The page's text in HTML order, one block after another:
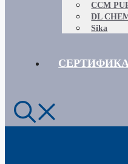
CCM
DL
Sika